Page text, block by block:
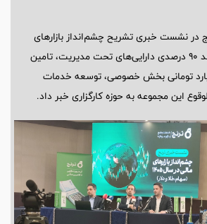
در نشست خبری تشریح چشم‌انداز بازارهای
مالی در سال ۱۴۰۵، از رشد ۹۰ درصدی دارایی‌های تحت مدیریت، تامین
۵ هزار میلیارد تومانی بخش خصوصی، توسعه خدمات
این مجموعه به حوزه کارگزاری خبر داد.